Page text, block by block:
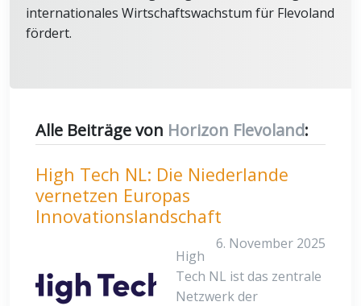
internationales Wirtschaftswachstum für Flevoland
fördert.
Alle Beiträge von Horizon Flevoland:
High Tech NL: Die Niederlande
vernetzen Europas
Innovationslandschaft
6. November 2025
High
Tech NL ist das zentrale
Netzwerk der